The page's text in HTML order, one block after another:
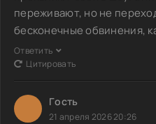
переживают, но не
бесконечные обвинения,
Ответить
Цитировать
Гoсть
21 апреля 2026 20:26